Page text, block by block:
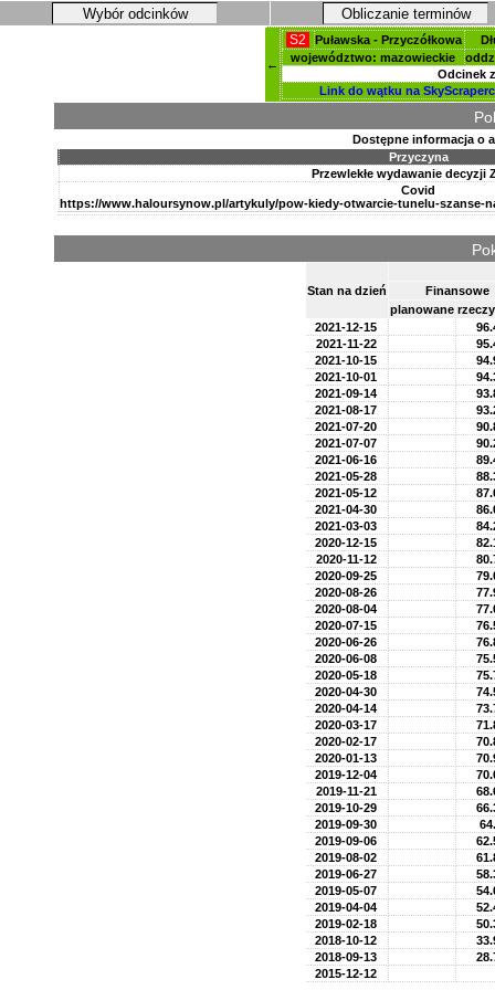
Wybór odcinków Obliczanie terminów
←
S2 Puławska - Przyczółkowa
województwo: mazowieckie
Odcinek
Link do wątku na
Dostępne informacja o
Przyczyna
Przewlekłe wydawanie decyzji
Covid
https://www.haloursynow.pl/artykuly/pow-kiedy-otwarcie-tunelu-szanse-
Stan na dzień
Finansowe
planowane
2021-12-15
2021-11-22
2021-10-15
2021-10-01
2021-09-14
2021-08-17
2021-07-20
2021-07-07
2021-06-16
2021-05-28
2021-05-12
2021-04-30
2021-03-03
2020-12-15
2020-11-12
2020-09-25
2020-08-26
2020-08-04
2020-07-15
2020-06-26
2020-06-08
2020-05-18
2020-04-30
2020-04-14
2020-03-17
2020-02-17
2020-01-13
2019-12-04
2019-11-21
2019-10-29
2019-09-30
2019-09-06
2019-08-02
2019-06-27
2019-05-07
2019-04-04
2019-02-18
2018-10-12
2018-09-13
2015-12-12